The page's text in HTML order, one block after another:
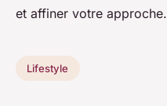
et affiner votre approche.
Lifestyle